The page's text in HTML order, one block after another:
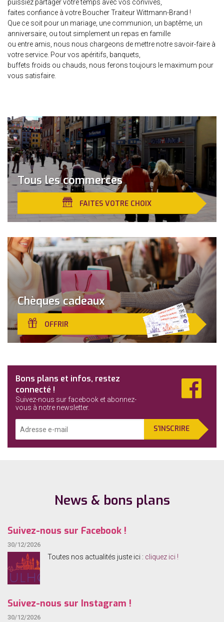
puissiez partager votre temps avec vos convives,
faites confiance à votre Boucher Traiteur Wittmann-Brand !
Que ce soit pour un mariage, une communion, un baptême, un
anniversaire, ou tout simplement un repas en famille
ou entre amis, nous nous chargeons de mettre notre savoir-faire à
votre service. Pour vos apéritifs, banquets,
buffets froids ou chauds, nous ferons toujours le maximum pour
vous satisfaire.
Tous les commerces
FAITES VOTRE CHOIX
Chèques cadeaux
OFFRIR
Bons plans et infos, restez
connecté !
Suivez-nous sur facebook et abonnez-
vous à notre newsletter.
e-
S’INSCRIRE
News & bons plans
Suivez-nous sur Facebook !
30/12/2026
Toutes nos actualités juste ici : cliquez ici !
Suivez-nous sur Instagram !
30/12/2026